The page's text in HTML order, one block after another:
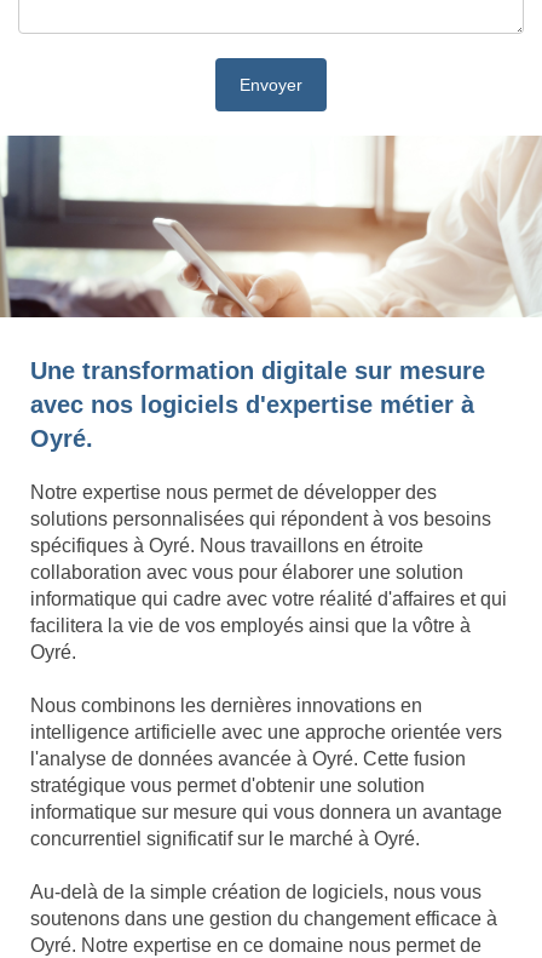
Une transformation digitale sur mesure
avec nos logiciels d'expertise métier à
Oyré.
Notre expertise nous permet de développer des
solutions personnalisées qui répondent à vos besoins
spécifiques à Oyré. Nous travaillons en étroite
collaboration avec vous pour élaborer une solution
informatique qui cadre avec votre réalité d'affaires et qui
facilitera la vie de vos employés ainsi que la vôtre à
Oyré.
Nous combinons les dernières innovations en
intelligence artificielle avec une approche orientée vers
l'analyse de données avancée à Oyré. Cette fusion
stratégique vous permet d'obtenir une solution
informatique sur mesure qui vous donnera un avantage
concurrentiel significatif sur le marché à Oyré.
Au-delà de la simple création de logiciels, nous vous
soutenons dans une gestion du changement efficace à
Oyré. Notre expertise en ce domaine nous permet de